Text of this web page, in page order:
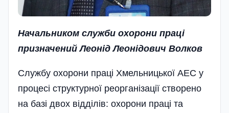
Начальником служби охорони праці
призначений Леонід Леонідович Волков
Службу охорони праці Хмельницької АЕС у
процесі структурної реорганізації створено
на базі двох відділів: охорони праці та